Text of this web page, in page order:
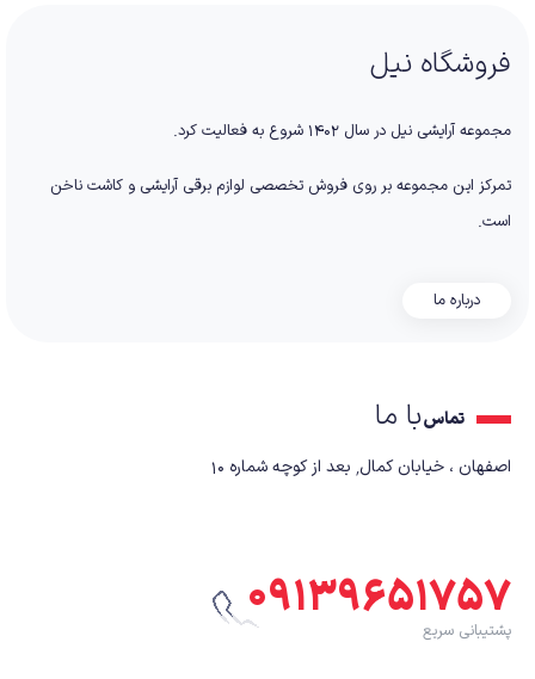
فروشگاه نیل
مجموعه آرایشی نیل در سال ۱۴۰۲ شروع به فعالیت کرد.
تمرکز این مجموعه بر روی فروش تخصصی لوازم برقی آرایشی و کاشت ناخن
است.
درباره ما
تماسبا ما
اصفهان ، خیابان کمال٬ بعد از کوچه شماره ۱۰
۰۹۱۳۹۶۵۱۷۵۷
پشتیبانی سریع